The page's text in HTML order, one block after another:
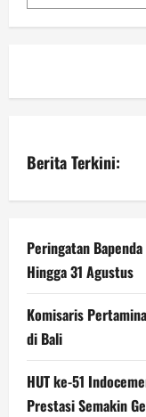
Berita Terkini:
Peringatan
Hingga 31 Agustus
Komisaris
di Bali
HUT ke-51
Prestasi Semakin